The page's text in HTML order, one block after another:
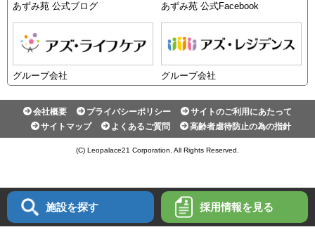
施設を探す 採用情報を 見る
あずみ苑 公式ブログ あずみ苑 公式Facebook
グループ会社 グループ会社
会社概要 プライバシーポリシー
サイトのご利用にあたって
サイトマップ
よくあるご質問 高齢者虐待防止の為の指針
(C) Leopalace21 Corporation. All Rights Reserved.